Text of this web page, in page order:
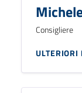
Consigliere
ULTERIORI